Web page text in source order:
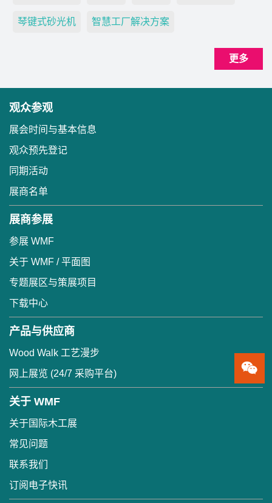
琴键式砂光机 智慧工厂解决方案
更多
观众参观
展会时间与基本信息
观众预先登记
同期活动
展商名单
展商参展
参展 WMF
关于 WMF / 平面图
专题展区与策展项目
下载中心
产品与供应商
Wood Walk 工艺漫步
网上展览 (24/7 采购平台)
关于 WMF
关于国际木工展
常见问题
联系我们
订阅电子快讯